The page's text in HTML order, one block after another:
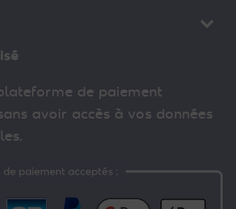
de paiement
avoir accès à vos données